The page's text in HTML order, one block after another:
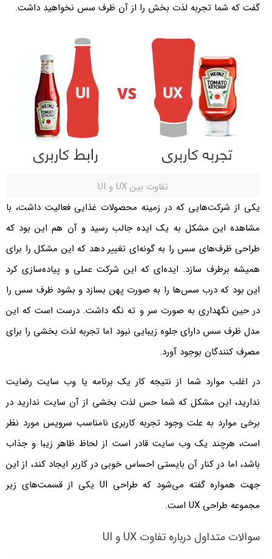
گفت که شما تجربه لذت بخش را از آن ظرف سس نخواهید داشت.
تفاوت بین UX و UI
یکی از شرکت‌هایی که در زمینه محصولات غذایی فعالیت داشت، با
مشاهده این مشکل به یک ایده جالب رسید و آن هم این بود که
طراحی ظرف‌های سس را به گونه‌ای تغییر دهد که این مشکل را برای
همیشه برطرف سازد. ایده‌ای که این شرکت عملی و پیاده‌سازی کرد
این بود که درب سس‌ها را به صورت پهن بسازد و بشود ظرف سس را
در حین نگهداری به صورت سر و ته نگه داشت. درست است که این
مدل ظرف سس دارای جلوه زیبایی نبود اما تجربه لذت بخشی را برای
مصرف کنندگان بوجود آورد.
در اغلب موارد شما از نتیجه کار یک برنامه یا وب سایت رضایت
ندارید، این مشکل که شما حس لذت بخشی از آن سایت ندارید در
برخی موارد به علت وجود تجربه کاربری نامناسب سرویس مورد نظر
است، هرچند یک وب سایت قادر است از لحاظ ظاهر زیبا و جذاب
باشد، اما در کنار آن بایستی احساس خوبی در کاربر ایجاد کند، از این
جهت همواره گفته می‌شود که طراحی UI یکی از قسمت‌های زیر
مجموعه طراحی UX است.
سوالات متداول درباره تفاوت UX و UI